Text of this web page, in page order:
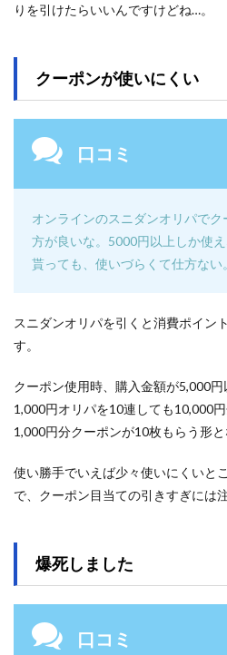
りを引けたらいいんですけどね…。
クーポンが使いにくい
口コミ
オンラインのスニダンオリパで
方が良いな。5000円以上しか使
貰っても、使いづらくて仕方ない。
スニダンオリパを引くと消費ポイン
す。
クーポン使用時、購入金額が5,000円
1,000円オリパを10連しても10,000
1,000円分クーポンが10枚もらう形と
使い勝手でいえば少々使いにくいと
で、クーポン目当ての引きすぎには
爆死しました
口コミ